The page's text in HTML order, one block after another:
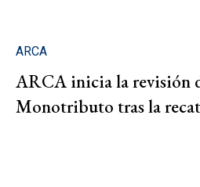
ARCA
ARCA inicia la revisión
Monotributo tras la